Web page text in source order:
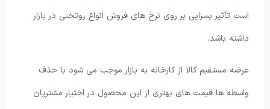
است تأثیر بسزایی بر روی نرخ های فروش انواع روتختی در بازار
داشته باشد.
عرضه مستقیم کالا از کارخانه به بازار موجب می‌ شود با حذف
واسطه ها قیمت های بهتری از این محصول در اختیار مشتریان